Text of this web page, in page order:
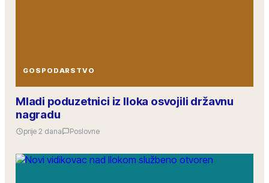
GOSPODARSTVO
Mladi poduzetnici iz Iloka osvojili državnu
nagradu
prije 2 dana Poslovne